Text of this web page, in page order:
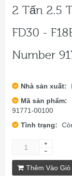
2 Tấn 2.5
FD30 -
Number
Nhà sản xuất:
Mã sản phẩm:
91771-00100
Tình trạng:
Thêm Vào Giỏ